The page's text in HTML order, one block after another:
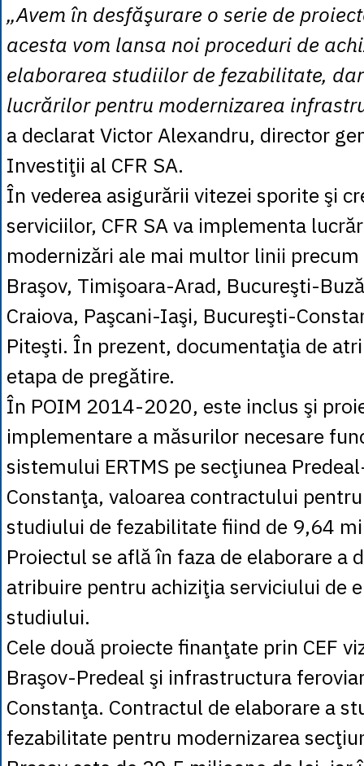
„Avem în desfăşurare o serie de
acesta vom lansa noi proceduri de
elaborarea studiilor de fezabilitate,
lucrărilor pentru modernizarea
a declarat Victor Alexandru, director
Investiţii al CFR SA.
În vederea asigurării vitezei sporite şi
serviciilor, CFR SA va implementa
modernizări ale mai multor linii
Braşov, Timişoara-Arad, Bucureşti-
Craiova, Paşcani-Iaşi, Bucureşti-
Piteşti. În prezent, documentaţia de
etapa de pregătire.
În POIM 2014-2020, este inclus şi
implementare a măsurilor necesare
sistemului ERTMS pe secţiunea
Constanţa, valoarea contractului
studiului de fezabilitate fiind de 9,64
Proiectul se află în faza de elaborare a
atribuire pentru achiziţia serviciului de
studiului.
Cele două proiecte finanţate prin CEF
Braşov-Predeal şi infrastructura
Constanţa. Contractul de elaborare a
fezabilitate pentru modernizarea